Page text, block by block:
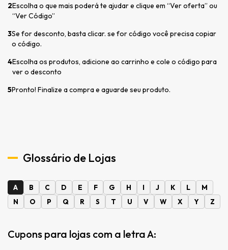
2Escolha o que mais poderá te ajudar e clique em “Ver oferta” ou
“Ver Código”
3Se for desconto, basta clicar. se for código você precisa copiar
o código.
4Escolha os produtos, adicione ao carrinho e cole o código para
ver o desconto
5Pronto! Finalize a compra e aguarde seu produto.
Glossário de Lojas
A B C D E F G H I J K L
M
N
O P Q R S T U V W X Y Z
Cupons para lojas com a letra A: